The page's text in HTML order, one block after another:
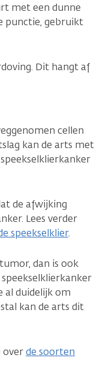
met een dunne
punctie, gebruikt
Dit hangt af
cellen
kan de arts met
de afwijking
Lees verder
speekselklier.
dan is ook
al duidelijk om
kan de arts dit
overde soorten